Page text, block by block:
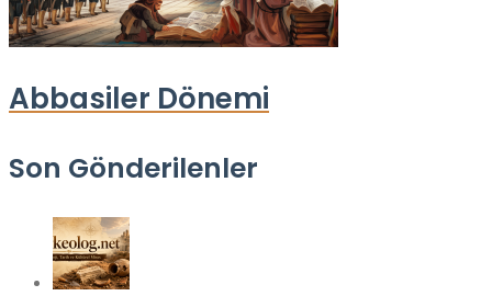
Abbasiler Dönemi
Son Gönderilenler